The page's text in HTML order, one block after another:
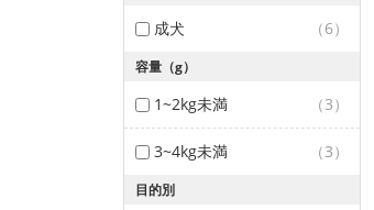
成犬 （6）
容量（g）
1~2kg未満 （3）
3~4kg未満 （3）
目的別